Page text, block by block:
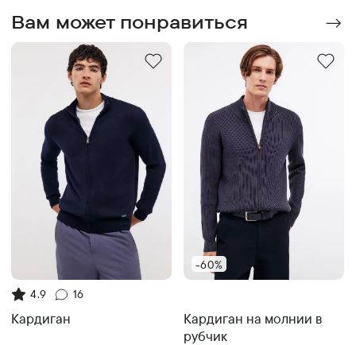
Вам может понравиться
4.9 16
Кардиган
-60%
Кардиган на молнии в
рубчик